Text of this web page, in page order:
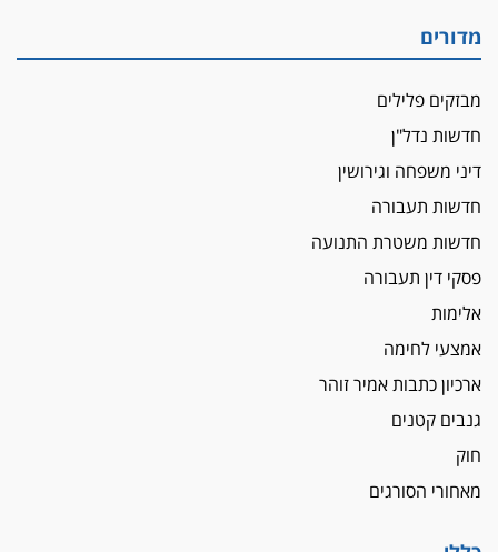
הכנסת אישרה
איבה
איתות מירושלים
יו"ר המחוז צ'צ'קס מכנס ישיבה להדחת
מחאת הפרקליטים והסנגורים
עם השופטים
הביקורת חוגגת
מבקר לשכת עורכי הדין בתביעה נגד "איכות
נכנס לאינדקס
לפני נקיטת צעדים
מדורים
מבזקים פלילים
חדשות נדל"ן
דיני משפחה וגירושין
חדשות תעבורה
חדשות משטרת התנועה
פסקי דין תעבורה
אלימות
אמצעי לחימה
ארכיון כתבות אמיר זוהר
גנבים קטנים
חוק
מאחורי הסורגים